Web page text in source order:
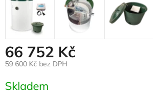
66 752 Kč
59 600 Kč bez DPH
Skladem